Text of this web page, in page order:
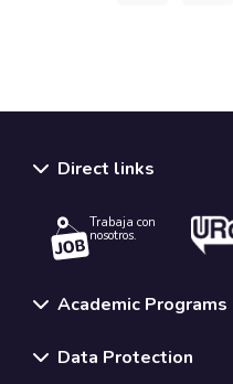
Direct links
Trabaja con
nosotros.
Academic Programs
Data Protection